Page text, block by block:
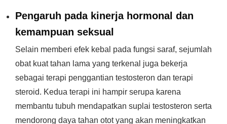
Pengaruh pada kinerja hormonal dan
kemampuan seksual
Selain memberi efek kebal pada fungsi saraf, sejumlah
obat kuat tahan lama yang terkenal juga bekerja
sebagai terapi penggantian testosteron dan terapi
steroid. Kedua terapi ini hampir serupa karena
membantu tubuh mendapatkan suplai testosteron serta
mendorong daya tahan otot yang akan meningkatkan